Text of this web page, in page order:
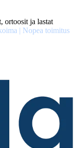
ortoosit ja lastat
| Nopea toimitus